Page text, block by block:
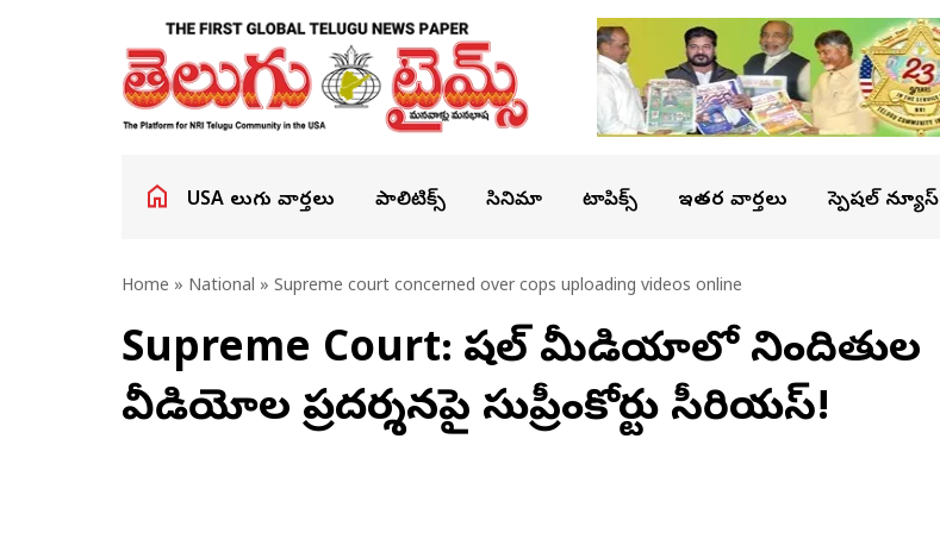
USA తెలుగు వార్తలు పాలిటిక్స్ సినిమా టాపిక్స్ ఇతర వార్తలు స్పెషల్ న్యూస్
Home » National » Supreme court concerned over cops uploading videos online
Supreme Court: సోషల్ మీడియాలో నిందితుల
వీడియోల ప్రదర్శనపై సుప్రీంకోర్టు సీరియస్!